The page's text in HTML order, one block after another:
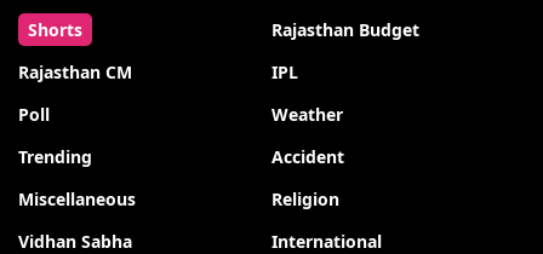
Shorts
Rajasthan Budget
Rajasthan CM
IPL
Poll
Weather
Trending
Accident
Miscellaneous
Religion
Vidhan Sabha
International